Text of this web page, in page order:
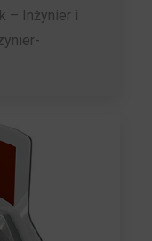
– Inżynier i